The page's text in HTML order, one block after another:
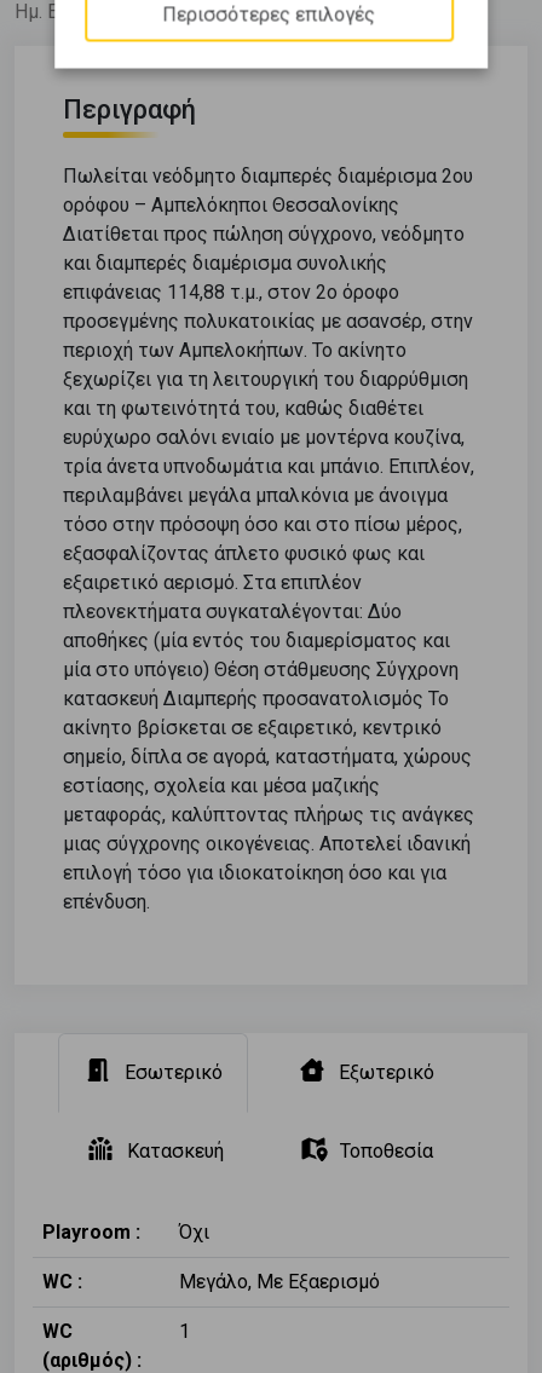
Ημ. Ενημέρωσης: 06/07/26
Περιγραφή
Πωλείται νεόδμητο διαμπερές διαμέρισμα 2ου
ορόφου – Αμπελόκηποι Θεσσαλονίκης
Διατίθεται προς πώληση σύγχρονο, νεόδμητο
και διαμπερές διαμέρισμα συνολικής
επιφάνειας 114,88 τ.μ., στον 2ο όροφο
προσεγμένης πολυκατοικίας με ασανσέρ, στην
περιοχή των Αμπελοκήπων. Το ακίνητο
ξεχωρίζει για τη λειτουργική του διαρρύθμιση
και τη φωτεινότητά του, καθώς διαθέτει
ευρύχωρο σαλόνι ενιαίο με μοντέρνα κουζίνα,
τρία άνετα υπνοδωμάτια και μπάνιο. Επιπλέον,
περιλαμβάνει μεγάλα μπαλκόνια με άνοιγμα
τόσο στην πρόσοψη όσο και στο πίσω μέρος,
εξασφαλίζοντας άπλετο φυσικό φως και
εξαιρετικό αερισμό. Στα επιπλέον
πλεονεκτήματα συγκαταλέγονται: Δύο
αποθήκες (μία εντός του διαμερίσματος και
μία στο υπόγειο) Θέση στάθμευσης Σύγχρονη
κατασκευή Διαμπερής προσανατολισμός Το
ακίνητο βρίσκεται σε εξαιρετικό, κεντρικό
σημείο, δίπλα σε αγορά, καταστήματα, χώρους
εστίασης, σχολεία και μέσα μαζικής
μεταφοράς, καλύπτοντας πλήρως τις ανάγκες
μιας σύγχρονης οικογένειας. Αποτελεί ιδανική
επιλογή τόσο για ιδιοκατοίκηση όσο και για
επένδυση.
Εσωτερικό Εξωτερικό
Κατασκευή Τοποθεσία
Playroom : Όχι
WC : Μεγάλο, Με Εξαερισμό
WC
(αριθμός) :
1
Περισσότερες επιλογές